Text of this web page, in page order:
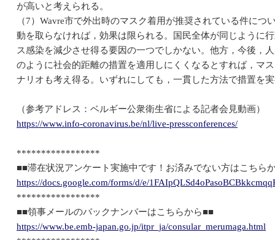
が高いと考えられる。
（7）Wavre市で外出時のマスク着用が推奨されている件に
動を取らなければ，効果は限られる。国民全体が同じように
ス感染を減少させ得る要因の一つでしかない。他方，今後，
のように社会的距離の措置を適用しにくくなるとすれば，マ
ナリオも考え得る。いずれにしても，一貫した方法で措置を
（参考アドレス：ベルギー公衆衛生省による記者会見動画）
https://www.info-coronavirus.be/nl/live-pressconferences/
*****************
■■滞在状況アンケート実施中です！お済みでない方はこちら
https://docs.google.com/forms/d/e/
*****************
■■領事メールのバックナンバーはこちらから■■
https://www.be.emb-japan.go.jp/itpr_ja/consular_merumaga.html